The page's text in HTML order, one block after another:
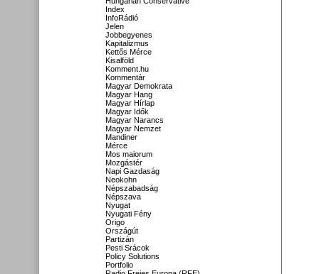
Index
InfoRádió
Jelen
Jobbegyenes
Kapitalizmus
Kettős Mérce
Kisalföld
Komment.hu
Kommentár
Magyar Demokrata
Magyar Hang
Magyar Hírlap
Magyar Idők
Magyar Narancs
Magyar Nemzet
Mandiner
Mérce
Mos maiorum
Mozgástér
Napi Gazdaság
Neokohn
Népszabadság
Népszava
Nyugat
Nyugati Fény
Origo
Országút
Partizán
Pesti Srácok
Policy Solutions
Portfolio